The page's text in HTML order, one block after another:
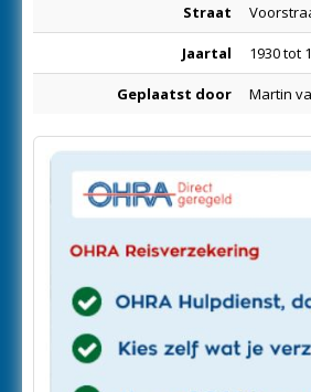
Straat
Jaartal 1930 tot
Geplaatst door Martin